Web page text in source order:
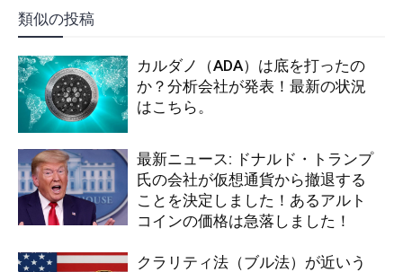
類似の投稿
カルダノ（ADA）は底を打ったの
か？分析会社が発表！最新の状況
はこちら。
最新ニュース: ドナルド・トランプ
氏の会社が仮想通貨から撤退する
ことを決定しました！あるアルト
コインの価格は急落しました！
クラリティ法（ブル法）が近いう